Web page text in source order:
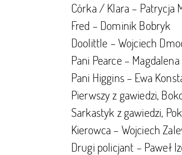
Córka / Klara – Patrycja
Fred – Dominik Bobryk
Doolittle – Wojciech
Pani Pearce –
Pani Higgins – Ewa
Pierwszy z gawiedzi,
Sarkastyk z gawiedzi,
Kierowca – Wojciech
Drugi policjant – Paweł